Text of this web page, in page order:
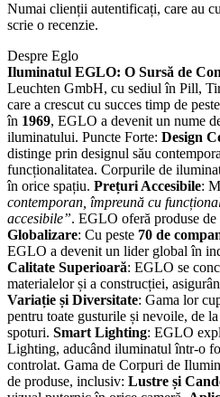
Numai clienții autentificați, care au
scrie o recenzie.
Despre Eglo
Iluminatul EGLO: O Sursă de
Leuchten GmbH, cu sediul în Pill,
care a crescut cu succes timp de peste
în 1969, EGLO a devenit un nume
iluminatului. Puncte Forte: Design
distinge prin designul său
funcționalitatea. Corpurile de
în orice spațiu. Prețuri Accesibile:
contemporan, împreună cu
accesibile”. EGLO oferă produse de
Globalizare: Cu peste 70 de
EGLO a devenit un lider global în
Calitate Superioară: EGLO se
materialelor și a construcției,
Variație și Diversitate: Gama lor
pentru toate gusturile și nevoile, de
spoturi. Smart Lighting: EGLO
Lighting, aducând iluminatul într-o
controlat. Gama de Corpuri de
de produse, inclusiv: Lustre și